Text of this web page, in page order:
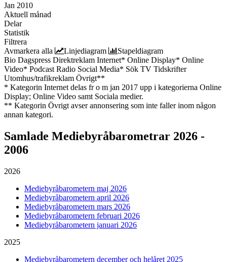
Jan 2010
Aktuell månad
Delar
Statistik
Filtrera
Avmarkera alla
Linjediagram
Stapeldiagram
Bio Dagspress Direktreklam Internet* Online Display* Online
Video* Podcast Radio Social Media* Sök TV Tidskrifter
Utomhus/trafikreklam Övrigt**
* Kategorin Internet delas fr o m jan 2017 upp i kategorierna Online
Display; Online Video samt Sociala medier.
** Kategorin Övrigt avser annonsering som inte faller inom någon
annan kategori.
Samlade Mediebyråbarometrar 2026 -
2006
2026
Mediebyråbarometern maj 2026
Mediebyråbarometern april 2026
Mediebyråbarometern mars 2026
Mediebyråbarometern februari 2026
Mediebyråbarometern januari 2026
2025
Mediebyråbarometern december och helåret 2025